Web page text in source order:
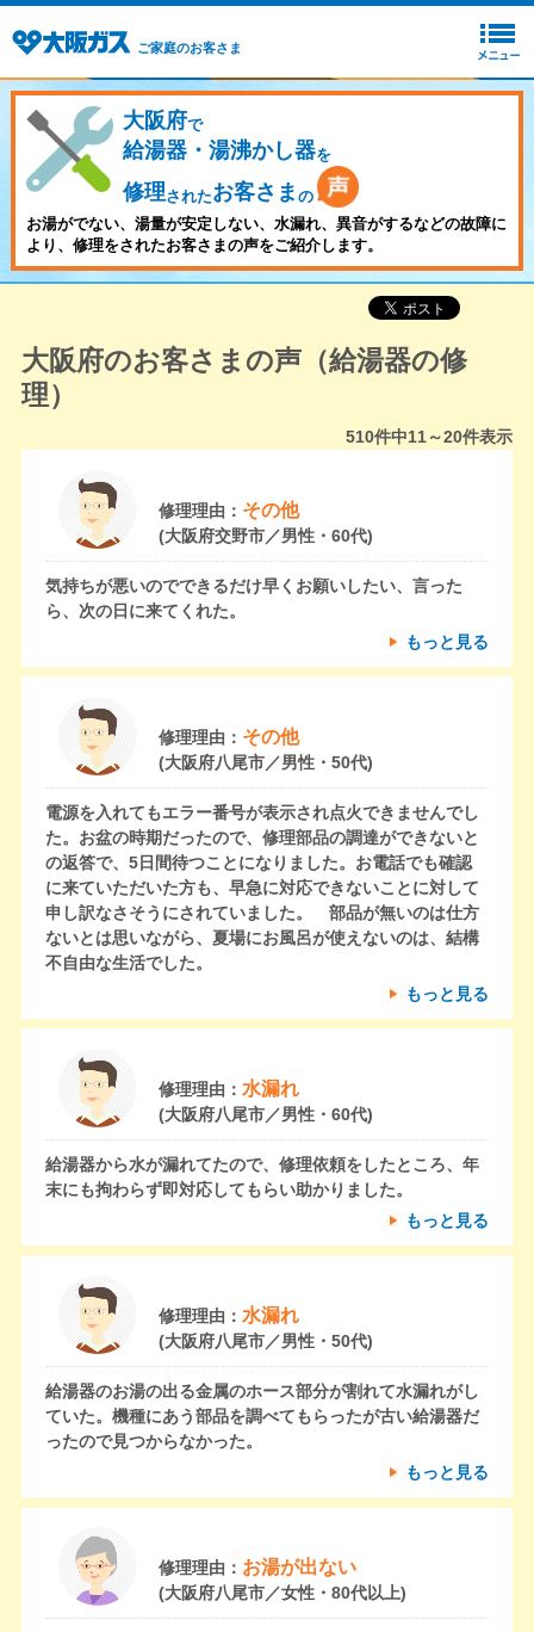
ご家庭のお客さま
大阪府で
給湯器・湯沸かし器を
修理されたお客さま の
お湯がでない、湯量が安定しない、水漏れ、異音がするなどの故障に
より、修理をされたお客さまの声をご紹介します。
大阪府のお客さまの声（給湯器の修
理）
510件中11～20件表示
修理理由： その他
(大阪府交野市／男性・60代)
気持ちが悪いのでできるだけ早くお願いしたい、言った
ら、次の日に来てくれた。
もっと見る
修理理由： その他
(大阪府八尾市／男性・50代)
電源を入れてもエラー番号が表示され点火できませんでし
た。お盆の時期だったので、修理部品の調達ができないと
の返答で、5日間待つことになりました。お電話でも確認
に来ていただいた方も、早急に対応できないことに対して
申し訳なさそうにされていました。 部品が無いのは仕方
ないとは思いながら、夏場にお風呂が使えないのは、結構
不自由な生活でした。
もっと見る
修理理由： 水漏れ
(大阪府八尾市／男性・60代)
給湯器から水が漏れてたので、修理依頼をしたところ、年
末にも拘わらず即対応してもらい助かりました。
もっと見る
修理理由： 水漏れ
(大阪府八尾市／男性・50代)
給湯器のお湯の出る金属のホース部分が割れて水漏れがし
ていた。機種にあう部品を調べてもらったが古い給湯器だ
ったので見つからなかった。
もっと見る
修理理由： お湯が出ない
(大阪府八尾市／女性・80代以上)